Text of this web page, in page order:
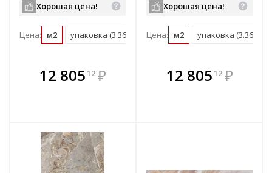
Хорошая цена!
Цена: м2 упаковка (3.36 м2)
12 805 12 ₽
В комплекте
всегда выгоднее!
Хорошая цена!
Цена: м2 упаковка (3.36 м2)
В комплекте
всегда выгоднее!
12 805 12 ₽